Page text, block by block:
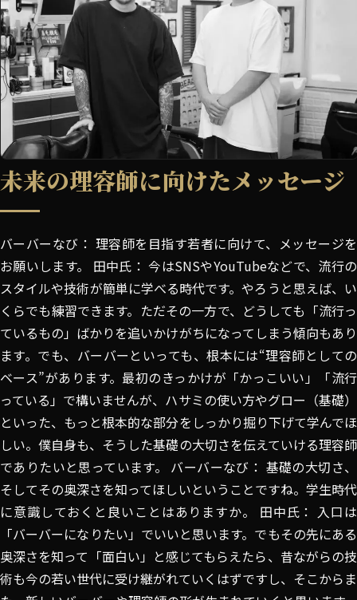
未来の理容師に向けたメッセージ
バーバーなび： 理容師を目指す若者に向けて、メッセージを
お願いします。 田中氏： 今はSNSやYouTubeなどで、流行の
スタイルや技術が簡単に学べる時代です。やろうと思えば、い
くらでも練習できます。ただその一方で、どうしても「流行っ
ているもの」ばかりを追いかけがちになってしまう傾向もあり
ます。でも、バーバーといっても、根本には“理容師としての
ベース”があります。最初のきっかけが「かっこいい」「流行
っている」で構いませんが、ハサミの使い方やグロー（基礎）
といった、もっと根本的な部分をしっかり掘り下げて学んでほ
しい。僕自身も、そうした基礎の大切さを伝えていける理容師
でありたいと思っています。 バーバーなび： 基礎の大切さ、
そしてその奥深さを知ってほしいということですね。学生時代
に意識しておくと良いことはありますか。 田中氏： 入口は
「バーバーになりたい」でいいと思います。でもその先にある
奥深さを知って「面白い」と感じてもらえたら、昔ながらの技
術も今の若い世代に受け継がれていくはずですし、そこからま